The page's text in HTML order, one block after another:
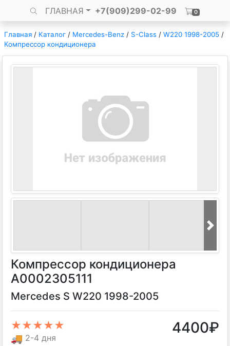
ГЛАВНАЯ +7(909)299-02-99 0
Главная / Каталог / Mercedes-Benz / S-Class / W220 1998-2005 /
Компрессор кондиционера
Компрессор кондиционера
A0002305111
Mercedes S W220 1998-2005
★★★★★
🚚 2-4 дня
4400₽